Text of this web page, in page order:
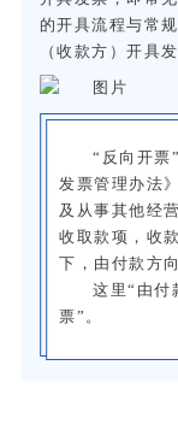
的开具流程与常
（收款方）开具发
“反向开票
发票管理办法
及从事其他经
收取款项，收
下，由付款方
这里“由付
票”。